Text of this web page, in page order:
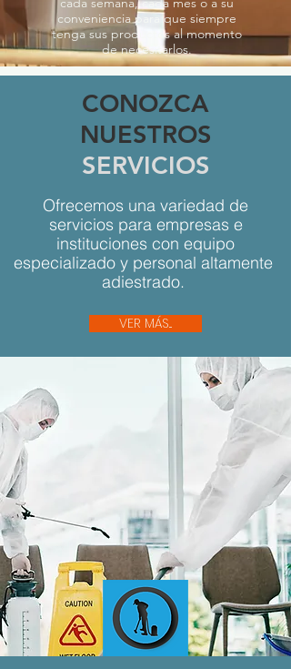
conveniencia para que siempre
tenga sus productos al momento
de necesitarlos.
CONOZCA
NUESTROS
SERVICIOS
Ofrecemos una variedad de
servicios para empresas e
instituciones con equipo
especializado y personal altamente
adiestrado.
VER MÁS...